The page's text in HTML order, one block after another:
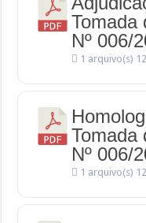
Tomada
Nº 006/
1 arquivo(s)
Tomada
Nº 006/
1 arquivo(s)